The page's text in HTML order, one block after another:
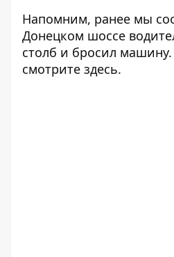
Напомним, ранее мы
Донецком шоссе
столб и бросил машину
смотрите здесь.